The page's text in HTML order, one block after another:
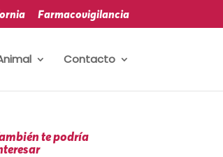
Farmacovigilancia
Contacto
te podría